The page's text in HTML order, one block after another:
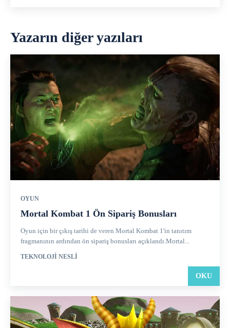
Yazarın diğer yazıları
OYUN
Mortal Kombat 1 Ön Sipariş Bonusları
Oyun için bir çıkış tarihi de veren Mortal Kombat 1'in tanıtım
fragmanının ardından ön sipariş bonusları açıklandı.Mortal...
TEKNOLOJI NESLI
OKU